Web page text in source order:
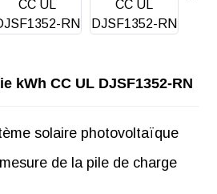
kWh CC UL DJSF1352-RN
solaire photovoltaïque
de la pile de charge